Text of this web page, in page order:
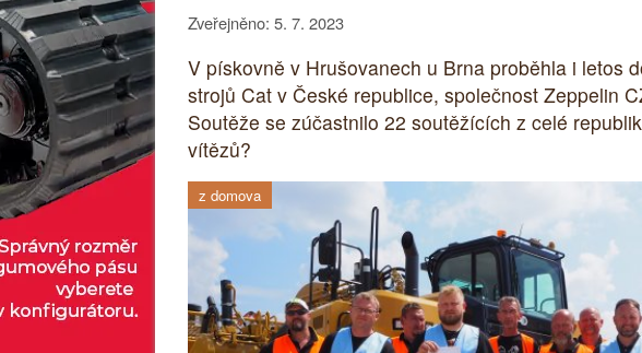
Zveřejněno: 5. 7. 2023
V pískovně v Hrušovanech u Brna proběhla i letos
strojů Cat v České republice, společnost Zeppelin
Soutěže se zúčastnilo 22 soutěžících z celé
vítězů?
z domova